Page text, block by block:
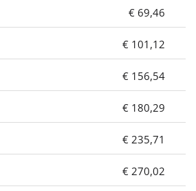
€ 69,46
€ 101,12
€ 156,54
€ 180,29
€ 235,71
€ 270,02